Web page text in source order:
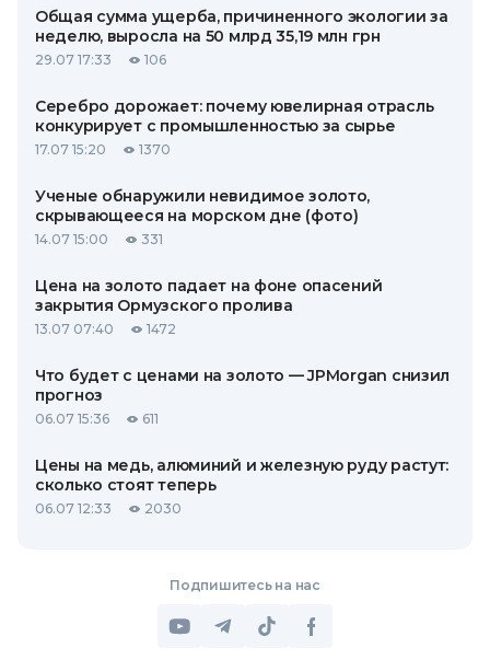
Общая сумма ущерба, причиненного экологии за
неделю, выросла на 50 млрд 35,19 млн грн
29.07 17:33 106
Серебро дорожает: почему ювелирная отрасль
конкурирует с промышленностью за сырье
17.07 15:20 1370
Ученые обнаружили невидимое золото,
скрывающееся на морском дне (фото)
14.07 15:00 331
Цена на золото падает на фоне опасений
закрытия Ормузского пролива
13.07 07:40 1472
Что будет с ценами на золото — JPMorgan снизил
прогноз
06.07 15:36 611
Цены на медь, алюминий и железную руду растут:
сколько стоят теперь
06.07 12:33 2030
Подпишитесь на нас